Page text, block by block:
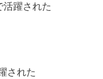
活躍された
された